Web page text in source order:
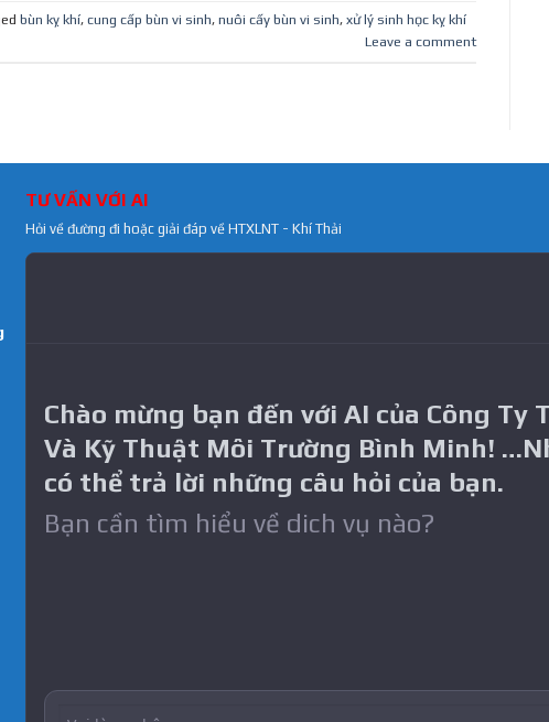
bùn kỵ khí, cung cấp bùn vi sinh, nuôi cấy bùn vi sinh, xử lý sinh học kỵ khí
Leave a comment
TƯ VẤN VỚI AI
Hỏi về đường đi hoặc giải đáp về HTXLNT - Khí Thải
Chào mừng bạn đến với AI của Công Ty
Và Kỹ Thuật Môi Trường Bình Minh!
có thể trả lời những câu hỏi của bạn.
Bạn cần tìm hiểu về dich vụ nào?